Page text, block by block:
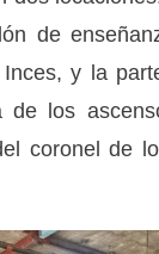
de
y la
los
coronel de